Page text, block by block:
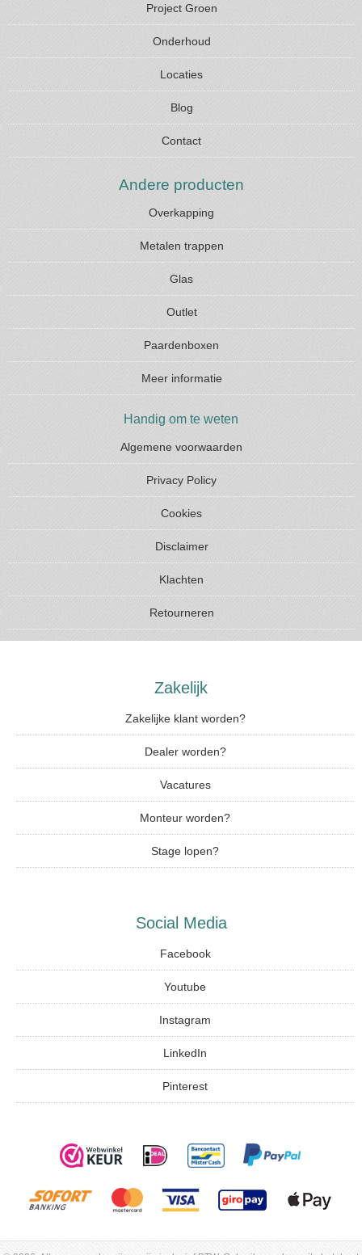
Project Groen
Onderhoud
Locaties
Blog
Contact
Andere producten
Overkapping
Metalen trappen
Glas
Outlet
Paardenboxen
Meer informatie
Handig om te weten
Algemene voorwaarden
Privacy Policy
Cookies
Disclaimer
Klachten
Retourneren
Zakelijk
Zakelijke klant worden?
Dealer worden?
Vacatures
Monteur worden?
Stage lopen?
Social Media
Facebook
Youtube
Instagram
LinkedIn
Pinterest